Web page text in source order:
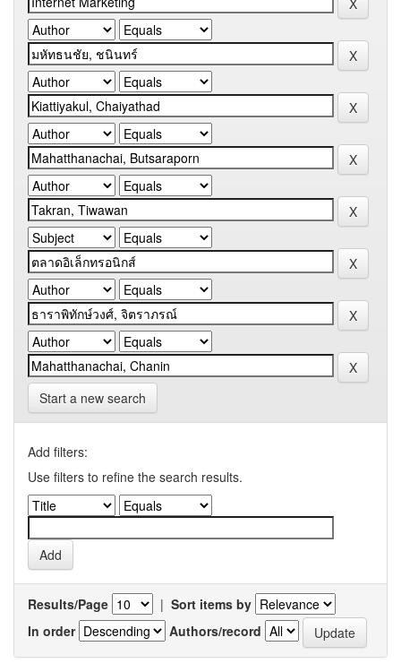
Start a new search
Add filters:
Use filters to refine the search results.
Results/Page | Sort items by
In order
Authors/record